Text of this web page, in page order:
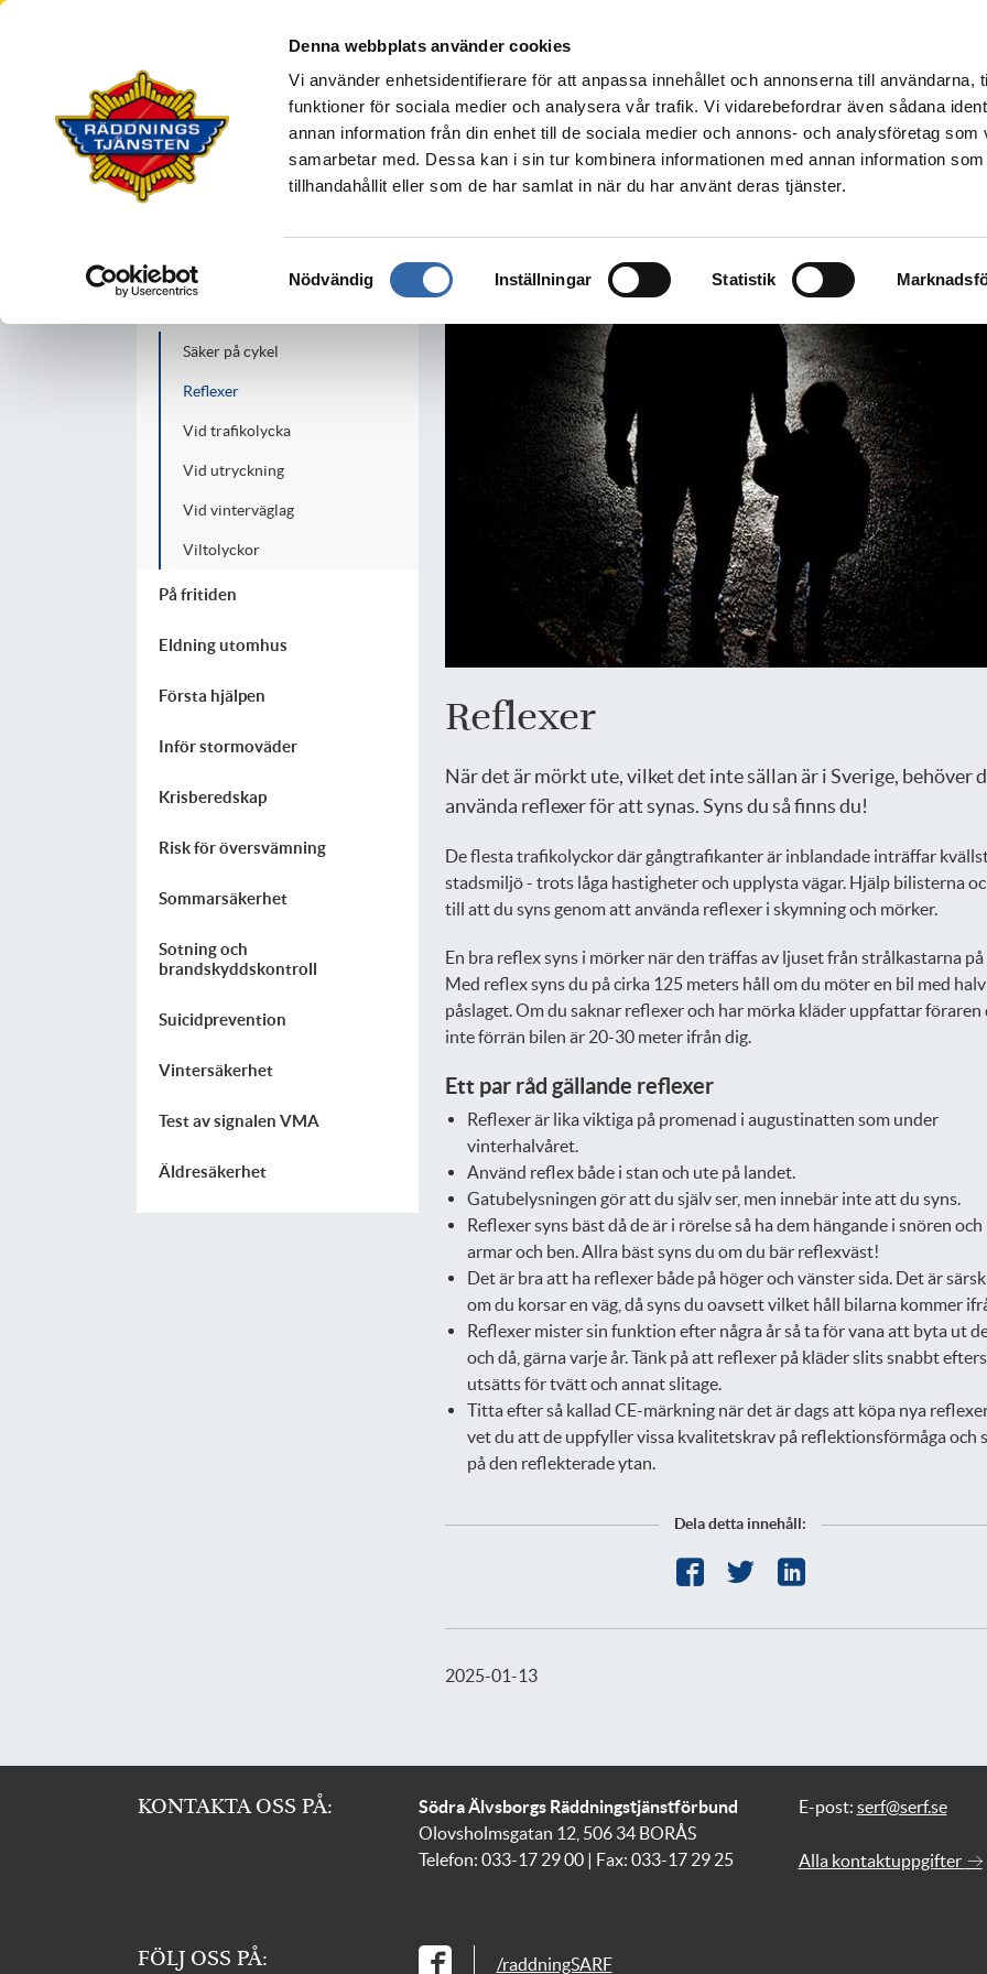
Denna webbplats använder cookies
Vi använder enhetsidentifierare för att anpassa innehållet och annonserna till användarna,
funktioner för sociala medier och analysera vår trafik. Vi vidarebefordrar även sådana
annan information från din enhet till de sociala medier och annons- och analysföretag som
samarbetar med. Dessa kan i sin tur kombinera informationen med annan information
tillhandahållit eller som de har samlat in när du har använt deras tjänster.
Samtyckesval
Nödvändig Inställningar Statistik
BORÅS
Din säkerhet Företag Skola och föreningsliv Utbildning Om oss
I hemmet
Säker på cykel
Reflexer
Vid trafikolycka
Vid utryckning
Vid vinterväglag
Viltolyckor
På fritiden
Eldning utomhus
Första hjälpen
Inför stormoväder
Krisberedskap
Risk för översvämning
Sommarsäkerhet
Sotning och
brandskyddskontroll
Suicidprevention
Vintersäkerhet
Test av signalen VMA
Äldresäkerhet
Reflexer
När det är mörkt ute, vilket det inte sällan är i Sverige, behöver
använda reflexer för att synas. Syns du så finns du!
De flesta trafikolyckor där gångtrafikanter är inblandade inträffar
stadsmiljö - trots låga hastigheter och upplysta vägar. Hjälp bilisterna
till att du syns genom att använda reflexer i skymning och mörker.
En bra reflex syns i mörker när den träffas av ljuset från strålkastarna på
Med reflex syns du på cirka 125 meters håll om du möter en bil med
påslaget. Om du saknar reflexer och har mörka kläder uppfattar föraren
inte förrän bilen är 20-30 meter ifrån dig.
Ett par råd gällande reflexer
Reflexer är lika viktiga på promenad i augustinatten som under
vinterhalvåret.
Använd reflex både i stan och ute på landet.
Gatubelysningen gör att du själv ser, men innebär inte att du syns.
Reflexer syns bäst då de är i rörelse så ha dem hängande i snören
armar och ben. Allra bäst syns du om du bär reflexväst!
Det är bra att ha reflexer både på höger och vänster sida. Det är
om du korsar en väg, då syns du oavsett vilket håll bilarna kommer
Reflexer mister sin funktion efter några år så ta för vana att byta ut
och då, gärna varje år. Tänk på att reflexer på kläder slits snabbt
utsätts för tvätt och annat slitage.
Titta efter så kallad CE-märkning när det är dags att köpa nya
vet du att de uppfyller vissa kvalitetskrav på reflektionsförmåga och
på den reflekterade ytan.
Dela detta innehåll:
2025-01-13
KONTAKTA OSS PÅ:
Södra Älvsborgs Räddningstjänstförbund
Olovsholmsgatan 12, 506 34 BORÅS
Telefon: 033-17 29 00 | Fax: 033-17 29 25
E-post: serf@serf.se
Alla kontaktuppgifter
FÖLJ OSS PÅ: /raddningSARF